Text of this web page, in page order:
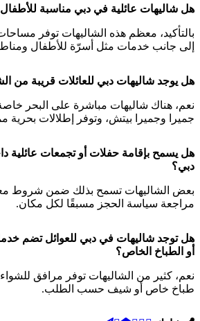
هل شاليهات عائلية في دبي مناسبة
بالتأكيد، معظم هذه الشاليهات توفر
إلى جانب خدمات مثل أسرّة للأطفال
هل يوجد شاليهات دبي للعائلات قريبة من
نعم، هناك شاليهات مباشرة على البحر
جميرا وجميرا بيتش، وتوفر إطلالات بحرية
هل يسمح بإقامة حفلات أو تجمعات عائلية
دبي؟
بعض الشاليهات تسمح بذلك ضمن شروط
مراجعة سياسة الحجز مسبقًا لكل مكان.
هل توجد شاليهات في دبي للعوائل تضم
أو الطباخ الخاص؟
نعم، كثير من الشاليهات توفر مرافق
طباخ خاص أو شيف حسب الطلب.